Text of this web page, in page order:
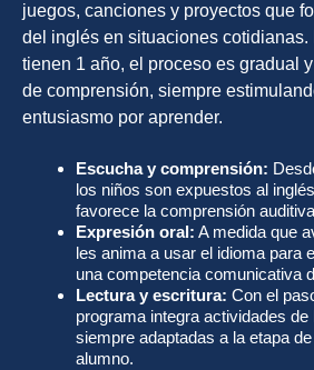
juegos, canciones y proyectos que
del inglés en situaciones
tienen 1 año, el proceso es gradual
de comprensión, siempre
entusiasmo por aprender.
Escucha y comprensión:
los niños son expuestos al
favorece la comprensión
Expresión oral: A medida que
les anima a usar el idioma para
una competencia comunicativa
Lectura y escritura: Con el
programa integra actividades
siempre adaptadas a la etapa
alumno.